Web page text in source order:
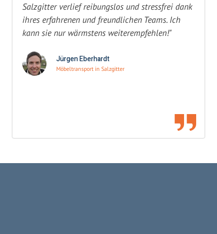
Salzgitter verlief reibungslos und stressfrei dank
ihres erfahrenen und freundlichen Teams. Ich
kann sie nur wärmstens weiterempfehlen!"
Jürgen Eberhardt
Möbeltransport in Salzgitter